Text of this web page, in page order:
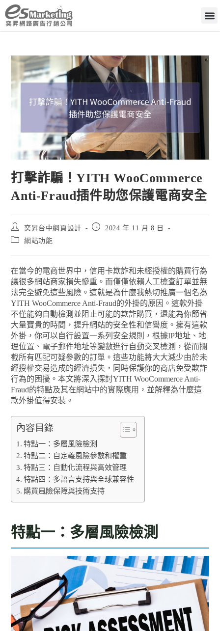
打擊詐騙！YITH WooCommerce
Anti-Fraud插件助您保護電商安全
奕昇台中網頁設計
2024 年 11 月 8 日
網站功能
在當今的電商世界中，信用卡欺詐和未經授權的購買行為
讓很多網站商家損失慘重。而僅僅依賴人工檢查訂單並無
法完全避免這些風險。這就是為什麼我熱切推廣一個名為
YITH WooCommerce Anti-Fraud的外掛的原因。這款外掛
不僅能夠自動檢測並阻止可能的欺詐購買，還能為你節省
大量寶貴的時間，提升網站的安全性和信譽度。擁有這款
外掛，你可以自行設置一系列安全規則，根據IP地址、地
理位置、電子郵件地址等變數進行自動交叉檢測，從而攔
截所有匹配可疑參數的訂單。這些功能將大大減少由於未
經授權交易造成的經濟損失，同時保護你的商店免受欺詐
行為的困擾。本文將深入探討YITH WooCommerce Anti-
Fraud的特點及其在網站中的實際應用，並解釋為什麼這
款外掛值得安裝。
內容目錄
特點一：多層風險檢測
特點二：自定義風險參數和權重
特點三：自動化流程與高效管理
特點四：多語言支持與全球兼容性
購買風險保障與技術支持
特點一：多層風險檢測